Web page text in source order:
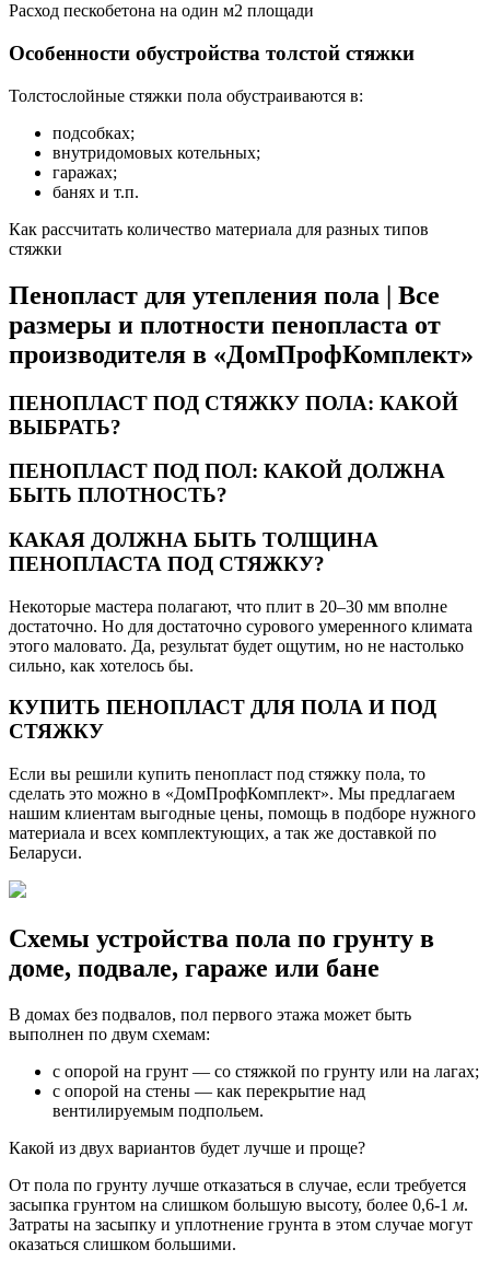
Расход пескобетона на один м2 площади
Особенности обустройства толстой стяжки
Толстослойные стяжки пола обустраиваются в:
подсобках;
внутридомовых котельных;
гаражах;
банях и т.п.
Как рассчитать количество материала для разных типов
стяжки
Пенопласт для утепления пола | Все
размеры и плотности пенопласта от
производителя в «ДомПрофКомплект»
ПЕНОПЛАСТ ПОД СТЯЖКУ ПОЛА: КАКОЙ
ВЫБРАТЬ?
ПЕНОПЛАСТ ПОД ПОЛ: КАКОЙ ДОЛЖНА
БЫТЬ ПЛОТНОСТЬ?
КАКАЯ ДОЛЖНА БЫТЬ ТОЛЩИНА
ПЕНОПЛАСТА ПОД СТЯЖКУ?
Некоторые мастера полагают, что плит в 20–30 мм вполне
достаточно. Но для достаточно сурового умеренного климата
этого маловато. Да, результат будет ощутим, но не настолько
сильно, как хотелось бы.
КУПИТЬ ПЕНОПЛАСТ ДЛЯ ПОЛА И ПОД
СТЯЖКУ
Если вы решили купить пенопласт под стяжку пола, то
сделать это можно в «ДомПрофКомплект». Мы предлагаем
нашим клиентам выгодные цены, помощь в подборе нужного
материала и всех комплектующих, а так же доставкой по
Беларуси.
Схемы устройства пола по грунту в
доме, подвале, гараже или бане
В домах без подвалов, пол первого этажа может быть
выполнен по двум схемам:
с опорой на грунт — со стяжкой по грунту или на лагах;
с опорой на стены — как перекрытие над
вентилируемым подпольем.
Какой из двух вариантов будет лучше и проще?
От пола по грунту лучше отказаться в случае, если требуется
засыпка грунтом на слишком большую высоту, более 0,6-1 м.
Затраты на засыпку и уплотнение грунта в этом случае могут
оказаться слишком большими.